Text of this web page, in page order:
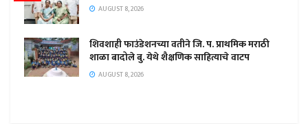
AUGUST 8, 2026
शिवशाही फाउंडेशनच्या वतीने जि. प. प्राथमिक मराठी
शाळा बादोले बु. येथे शैक्षणिक साहित्याचे वाटप
AUGUST 8, 2026